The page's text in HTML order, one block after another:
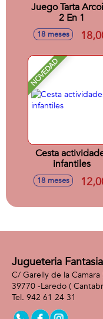
Juego Tarta
2 En 1
18 meses
NOVEDAD
Cesta
infantiles
18 meses
Jugueteria
C/ Garelly de la Camara
39770 -Laredo (
942 61 24 31